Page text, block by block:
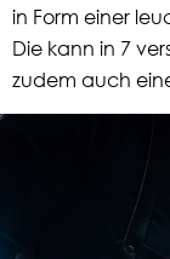
in Form einer
Die kann in 7
zudem auch